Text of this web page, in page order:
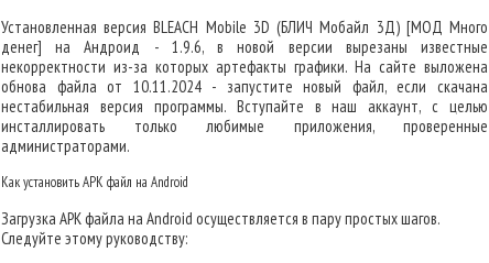
Установленная версия BLEACH Mobile 3D (БЛИЧ Мобайл 3Д) [МОД Много
денег] на Андроид - 1.9.6, в новой версии вырезаны известные
некорректности из-за которых артефакты графики. На сайте выложена
обнова файла от 10.11.2024 - запустите новый файл, если скачана
нестабильная версия программы. Вступайте в наш аккаунт, с целью
инсталлировать только любимые приложения, проверенные
администраторами.
Как установить APK файл на Android
Загрузка APK файла на Android осуществляется в пару простых шагов.
Следуйте этому руководству: